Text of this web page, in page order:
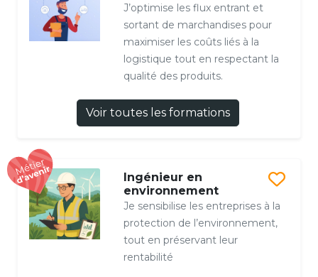
J’optimise les flux entrant et
sortant de marchandises pour
maximiser les coûts liés à la
logistique tout en respectant la
qualité des produits.
Voir toutes les formations
Ingénieur en
environnement
Je sensibilise les entreprises à la
protection de l’environnement,
tout en préservant leur
rentabilité